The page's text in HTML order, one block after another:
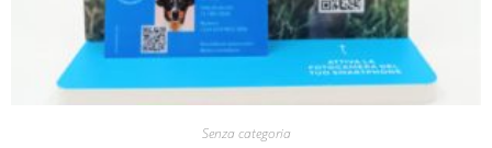
Senza categoria